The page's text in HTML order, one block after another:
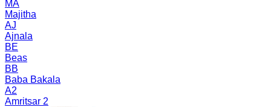
MA
Majitha
AJ
Ajnala
BE
Beas
BB
Baba Bakala
A2
Amritsar 2